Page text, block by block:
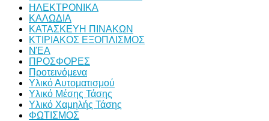
ΗΛΕΚΤΡΟΝΙΚΑ
ΚΑΛΩΔΙΑ
ΚΑΤΑΣΚΕΥΗ ΠΙΝΑΚΩΝ
ΚΤΙΡΙΑΚΟΣ ΕΞΟΠΛΙΣΜΟΣ
ΝΈΑ
ΠΡΟΣΦΟΡΕΣ
Προτεινόμενα
Υλικό Αυτοματισμού
Υλικό Μέσης Τάσης
Υλικό Χαμηλής Τάσης
ΦΩΤΙΣΜΟΣ